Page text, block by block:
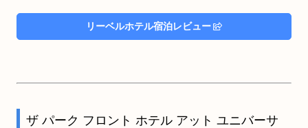
リーベルホテル宿泊レビュー
ザ パーク フロント ホテル アット ユニバーサ